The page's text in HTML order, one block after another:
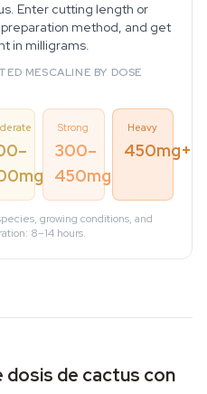
Enter cutting length or
method, and get
in milligrams.
MESCALINE BY DOSE
Strong
300–
450mg
Heavy
450mg+
growing conditions, and
8–14 hours.
dosis de cactus con